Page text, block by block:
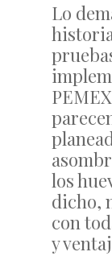
Lo
los
dicho,
con
y